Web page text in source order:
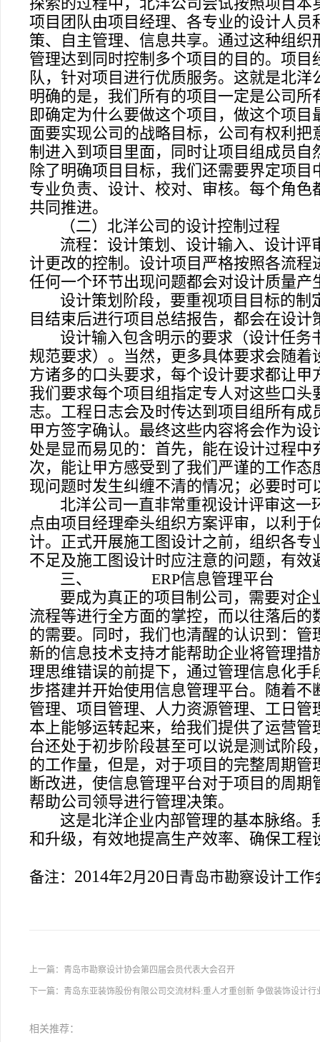
项目团队由项目经理、各专业的设计人
策、自主管理、信息共享。通过这种组
管理达到同时控制多个项目的目的。项
队，针对项目进行优质服务。这就是北
明确的是，我们所有的项目一定是公司
即确定为什么要做这个项目，做这个项
面要实现公司的战略目标，公司有权利
制进入到项目里面，同时让项目组成员
除了明确项目目标，我们还需要界定项
专业负责、设计、校对、审核。每个角
共同推进。
（二）北洋公司的设计控制过程
流程：设计策划、设计输入、设计
计更改的控制。设计项目严格按照各流
任何一个环节出现问题都会对设计质量产
设计策划阶段，要重视项目目标的
目结束后进行项目总结报告，都会在设
设计输入包含明示的要求（设计任
规范要求）。当然，更多具体要求会随
方诸多的口头要求，每个设计要求都让
我们要求每个项目组指定专人对这些口
志。工程日志会及时传达到项目组所有
甲方签字确认。最终这些内容将会作为
处是显而易见的：首先，能在设计过程
次，能让甲方感受到了我们严谨的工作
现问题时发生纠缠不清的情况；必要时可
北洋公司一直非常重视设计评审这
点由项目经理牵头组织方案评审，以利
计。正式开展施工图设计之前，组织各
不足及施工图设计时应注意的问题，有
三、
ERP信息管理平台
要成为真正的项目制公司，需要对
流程等进行全方面的掌控，而以往落后
的需要。同时，我们也清醒的认识到：
新的信息技术支持才能帮助企业将管理
理思维错误的前提下，通过管理信息化
步搭建并开始使用信息管理平台。随着
管理、项目管理、人力资源管理、工日管
本上能够运转起来，给我们提供了运营
台还处于初步阶段甚至可以说是测试阶
的工作量，但是，对于项目的完整周期
断改进，使信息管理平台对于项目的周
帮助公司领导进行管理决策。
这是北洋企业内部管理的基本脉络
和升级，有效地提高生产效率、确保工
备注： 2014年2月 20 日 青岛市勘察设计工作
上一篇： 青岛市勘察设计协会第四届会员代表大会召开
下一篇： 青岛东亚装饰股份有限公司交流材料:重人才重创新 争做装饰设计行
相关推荐：